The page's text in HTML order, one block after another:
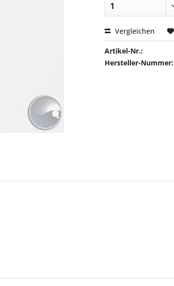
Vergleichen
Artikel-Nr.:
Hersteller-Nummer: